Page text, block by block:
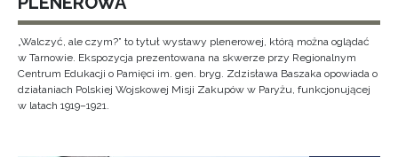
„Walczyć, ale czym?” to tytuł wystawy plenerowej, którą można oglądać
w Tarnowie. Ekspozycja prezentowana na skwerze przy Regionalnym
Centrum Edukacji o Pamięci im. gen. bryg. Zdzisława Baszaka opowiada o
działaniach Polskiej Wojskowej Misji Zakupów w Paryżu, funkcjonującej
w latach 1919–1921.